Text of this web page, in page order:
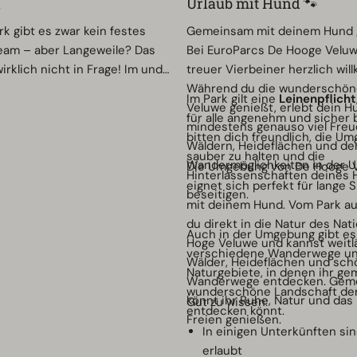
gibt es zwar kein festes
– aber Langeweile? Das
nicht in Frage! Im und
Gemeinsam mit deinem
Bei EuroParcs De Hooge
treuer Vierbeiner herzlich
Während du die
Veluwe genießt, erlebt dein
mindestens genauso viel
Wäldern, Heideflächen und
Wandermöglichkeiten in der
Im Park gilt eine Leinenpflicht
für alle angenehm und sicher
bitten dich freundlich, die
sauber zu halten und die
Hinterlassenschaften deines
beseitigen.
Die Umgebung von De Hooge
eignet sich perfekt für lange
mit deinem Hund. Vom Park
du direkt in die Natur des
Hoge Veluwe und kannst
Wälder, Heideflächen und
Wanderwege entdecken.
könnt ihr Ruhe, Natur und das
Freien genießen.
Auch in der Umgebung gibt es
verschiedene Wanderwege
Naturgebiete, in denen ihr
wunderschöne Landschaft
entdecken könnt.
Gut zu wissen:
In einigen Unterkünften
erlaubt